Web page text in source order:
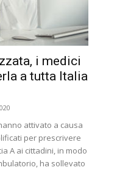
i medici
a tutta Italia
attivato a causa
per prescrivere
A ai cittadini, in modo
ha sollevato